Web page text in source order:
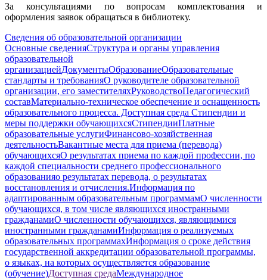
За консультациями по вопросам комплектования и
оформления заявок обращаться в библиотеку.
Сведения об образовательной организации
Основные сведенияСтруктура и органы управления
образовательной
организациейДокументыОбразованиеОбразовательные
стандарты и требованияО руководителе образовательной
организации, его заместителяхРуководствоПедагогический
составМатериально-техническое обеспечение и оснащенность
образовательного процесса. Доступная среда Стипендии и
меры поддержки обучающихсяСтипендииПлатные
образовательные услугиФинансово-хозяйственная
деятельностьВакантные места для приема (перевода)
обучающихсяО результатах приема по каждой профессии, по
каждой специальности среднего профессионального
образованияо результатах перевода, о результатах
восстановления и отчисления.Информация по
адаптированным образовательным программамО численности
обучающихся, в том числе являющихся иностранными
гражданамиО численности обучающихся, являющимися
иностранными гражданамиИнформация о реализуемых
образовательных программахИнформация о сроке действия
государственной аккредитации образовательной программы,
о языках, на которых осуществляется образование
(обучение)Доступная средаМеждународное